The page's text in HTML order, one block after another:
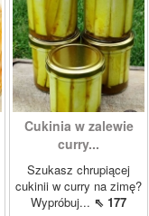
Cukinia w zalewie
curry...
Szukasz chrupiącej
cukinii w curry na zimę?
Wypróbuj... ⇖ 177